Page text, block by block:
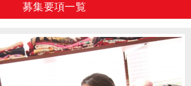
募集要項一覧